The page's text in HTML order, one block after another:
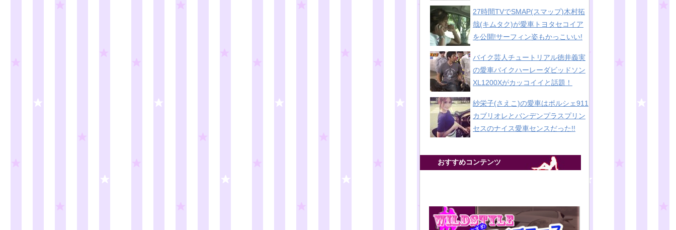
27時間TVでSMAP(スマップ)木村拓
哉(キムタク)が愛車トヨタセコイア
を公開!サーフィン姿もかっこいい!
バイク芸人チュートリアル徳井義実
の愛車バイクハーレーダビッドソン
XL1200Xがカッコイイと話題！
紗栄子(さえこ)の愛車はポルシェ911
カブリオレとバンデンプラスプリン
セスのナイス愛車センスだった!!
おすすめコンテンツ